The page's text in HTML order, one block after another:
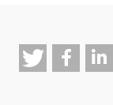
ayuda
a